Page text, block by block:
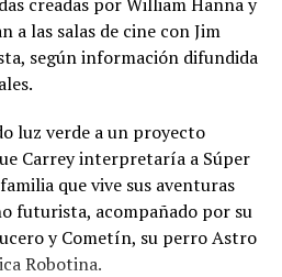
con 115 nuevos
será expuesto en Sevilla,
a las salas de cine con Jim
según información difundida
luz verde a un proyecto
Carrey interpretaría a Súper
que vive sus aventuras
futurista, acompañado por su
y Cometín, su perro Astro
Robotina.